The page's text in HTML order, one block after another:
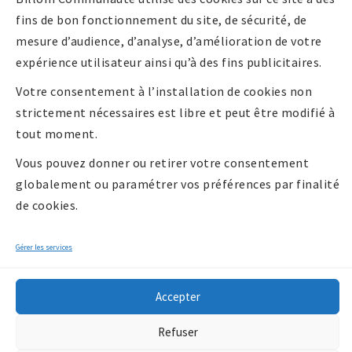
fins de bon fonctionnement du site, de sécurité, de
mesure d’audience, d’analyse, d’amélioration de votre
expérience utilisateur ainsi qu’à des fins publicitaires.
Votre consentement à l’installation de cookies non
strictement nécessaires est libre et peut être modifié à
tout moment.
Vous pouvez donner ou retirer votre consentement
globalement ou paramétrer vos préférences par finalité
de cookies.
Gérer les services
Accepter
Refuser
confidentialité
Politique de
cookies UE
Copyright 2026 -